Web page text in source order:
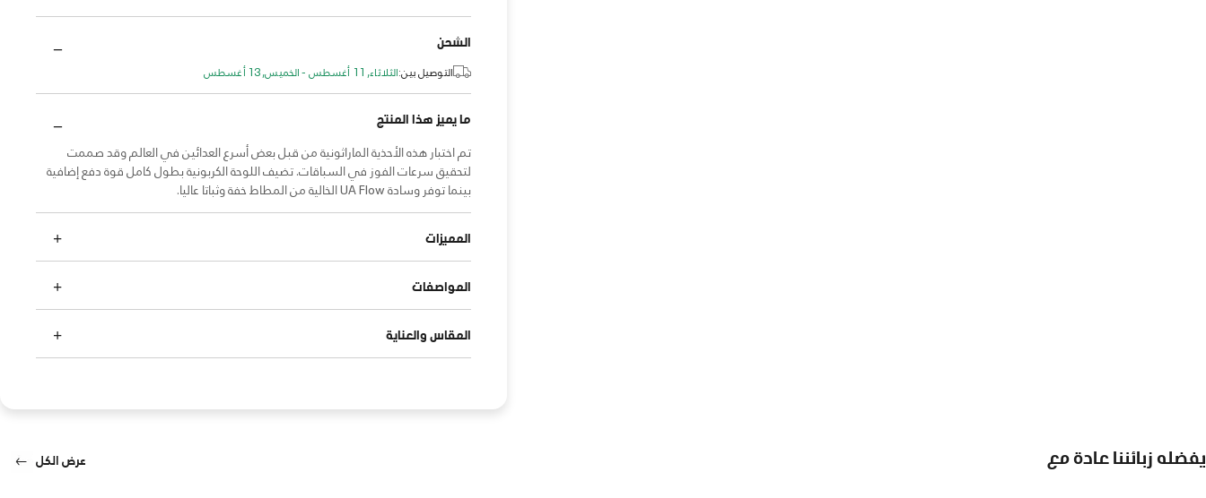
الشحن
التوصيل بين:الثلاثاء, 11 أغسطس - الخميس, 13 أغسطس
ما يميز هذا المنتج
تم اختبار هذه الأحذية الماراثونية من قبل بعض أسرع العدائين في العالم وقد صممت
لتحقيق سرعات الفوز في السباقات. تضيف اللوحة الكربونية بطول كامل قوة دفع إضافية
بينما توفر وسادة UA Flow الخالية من المطاط خفة وثباتا عاليا.
المميزات
المواصفات
المقاس والعناية
يفضله زبائننا عادة مع عرض الكل